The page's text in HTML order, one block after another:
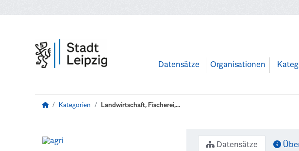
Datensätze Organisationen
Kategorien Landwirtschaft, Fischerei,...
Datensätze